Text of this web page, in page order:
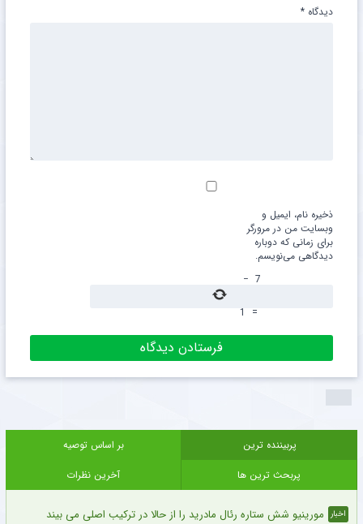
دیدگاه *
ذخیره نام، ایمیل و
وبسایت من در مرورگر
برای زمانی که دوباره
دیدگاهی می‌نویسم.
7
−
=
1
پربیننده ترین
بر اساس توصیه
پربحث ترین ها
آخرین نظرات
اخبار مورینیو شش ستاره رئال مادرید را از حالا در ترکیب اصلی می بیند